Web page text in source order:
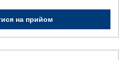
на прийом